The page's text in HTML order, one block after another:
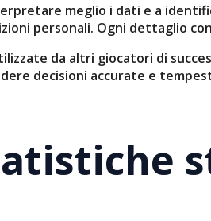
meglio i dati e a
personali. Ogni dettaglio
da altri giocatori di
decisioni accurate e